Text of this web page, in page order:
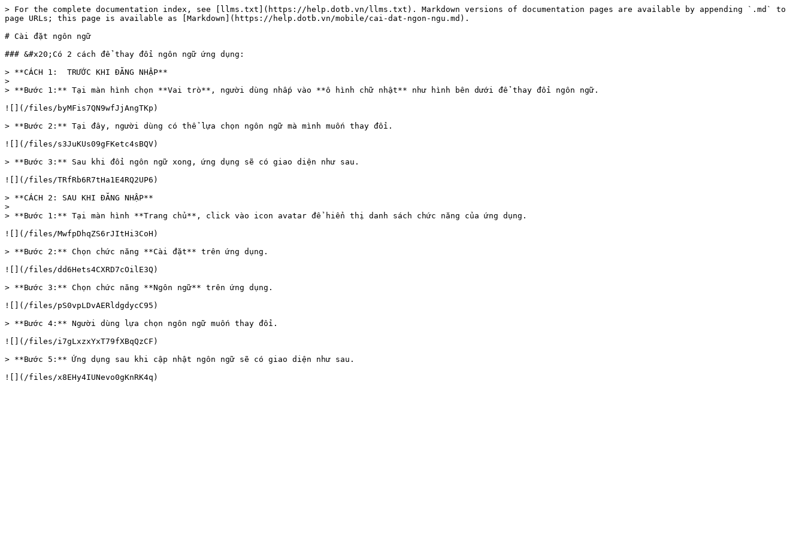
> For the complete documentation index, see [llms.txt](https://help.dotb.vn/llms.txt). Markdown versions of documentation pages are available by appending `.md` to
page URLs; this page is available as [Markdown](https://help.dotb.vn/mobile/cai-dat-ngon-ngu.md).
# Cài đặt ngôn ngữ
### &#x20;Có 2 cách để thay đổi ngôn ngữ ứng dụng:
> **CÁCH 1:  TRƯỚC KHI ĐĂNG NHẬP**
>
> **Bước 1:** Tại màn hình chọn **Vai trò**, người dùng nhấp vào **ô hình chữ nhật** như hình bên dưới để thay đổi ngôn ngữ.
![](/files/byMFis7QN9wfJjAngTKp)
> **Bước 2:** Tại đây, người dùng có thể lựa chọn ngôn ngữ mà mình muốn thay đổi.
![](/files/s3JuKUs09gFKetc4sBQV)
> **Bước 3:** Sau khi đổi ngôn ngữ xong, ứng dụng sẽ có giao diện như sau.
![](/files/TRfRb6R7tHa1E4RQ2UP6)
> **CÁCH 2: SAU KHI ĐĂNG NHẬP**
>
> **Bước 1:** Tại màn hình **Trang chủ**, click vào icon avatar để hiển thị danh sách chức năng của ứng dụng.
![](/files/MwfpDhqZS6rJItHi3CoH)
> **Bước 2:** Chọn chức năng **Cài đặt** trên ứng dụng.
![](/files/dd6Hets4CXRD7cOilE3Q)
> **Bước 3:** Chọn chức năng **Ngôn ngữ** trên ứng dụng.
![](/files/pS0vpLDvAERldgdycC95)
> **Bước 4:** Người dùng lựa chọn ngôn ngữ muốn thay đổi.
![](/files/i7gLxzxYxT79fXBqQzCF)
> **Bước 5:** Ứng dụng sau khi cập nhật ngôn ngữ sẽ có giao diện như sau.